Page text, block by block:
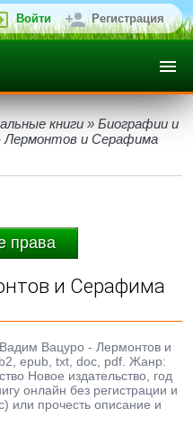
Войти Регистрация
книги » Биографии и
Лермонтов и Серафима
права
и Серафима
Вацуро - Лермонтов и
epub, txt, doc, pdf. Жанр:
Новое издательство, год
онлайн без регистрации и
или прочесть описание и